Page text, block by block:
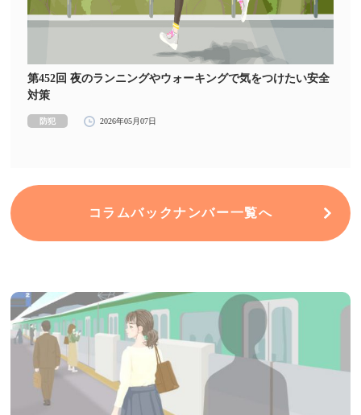
第452回 夜のランニングやウォーキングで気をつけたい安全
対策
防犯 2026年05月07日
コラムバックナンバー一覧へ